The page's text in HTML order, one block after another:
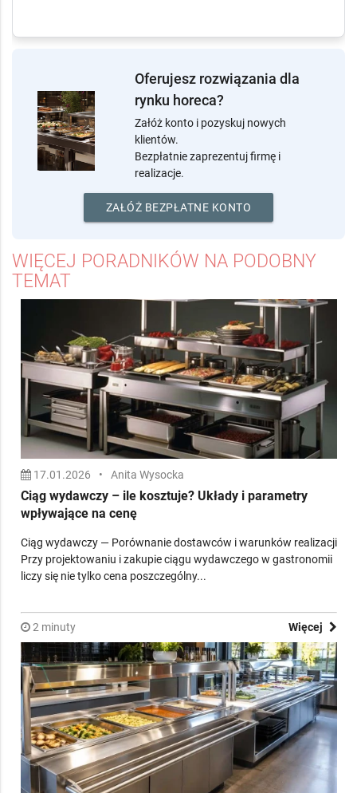
Oferujesz rozwiązania dla
rynku horeca?
Załóż konto i pozyskuj nowych
klientów.
realizacje.
WIĘCEJ PORADNIKÓW NA PODOBNY
17.01.2026 Anita Wysocka
wpływające na cenę
Ciąg wydawczy — Porównanie dostawców i warunków realizacji
2 minuty Więcej